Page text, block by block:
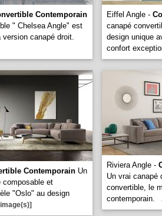
Contemporain
" Chelsea Angle" est
version canapé droit.
Eiffel Angle -
canapé
design unique
confort
Contemporain Un
composable et
"Oslo" au design
Riviera Angle -
Un vrai canapé
convertible, le
contemporain.